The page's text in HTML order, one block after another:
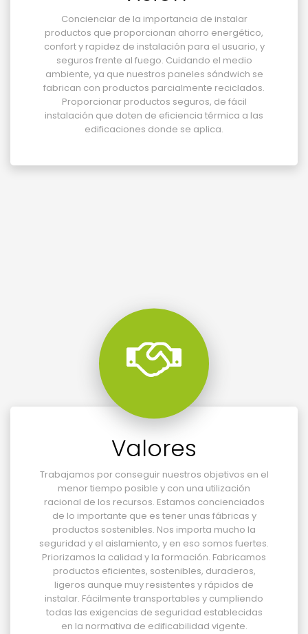
Concienciar de la importancia de instalar
productos que proporcionan ahorro energético,
confort y rapidez de instalación para el usuario, y
seguros frente al fuego. Cuidando el medio
ambiente, ya que nuestros paneles sándwich se
fabrican con productos parcialmente reciclados.
Proporcionar productos seguros, de fácil
instalación que doten de eficiencia térmica a las
edificaciones donde se aplica.
Valores
Trabajamos por conseguir nuestros objetivos en el
menor tiempo posible y con una utilización
racional de los recursos. Estamos concienciados
de lo importante que es tener unas fábricas y
productos sostenibles. Nos importa mucho la
seguridad y el aislamiento, y en eso somos fuertes.
Priorizamos la calidad y la formación. Fabricamos
productos eficientes, sostenibles, duraderos,
ligeros aunque muy resistentes y rápidos de
instalar. Fácilmente transportables y cumpliendo
todas las exigencias de seguridad establecidas
en la normativa de edificabilidad vigente.